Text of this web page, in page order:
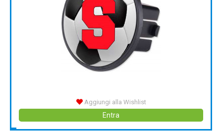
Aggiungi alla Wishlist
Entra